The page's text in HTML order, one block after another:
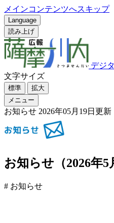
メインコンテンツへスキップ
Language
読み上げ
デジ
文字サイズ
標準
拡大
メニュー
お知らせ 2026年05月19日更新
お知らせ（2026年5
# お知らせ